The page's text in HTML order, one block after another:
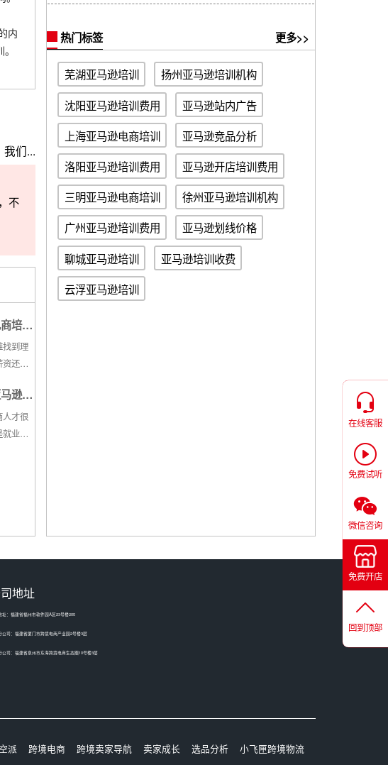
内
们...
不
培训
找到理
还不
择，要
议大家
系统
逊开
才很
业环
热门标签 更多>>
芜湖亚马逊培训
扬州亚马逊培训机构
沈阳亚马逊培训费用
​亚马逊站内广告
上海亚马逊电商培训
亚马逊竞品分析
洛阳亚马逊培训费用
亚马逊开店培训费用
三明亚马逊电商培训
徐州亚马逊培训机构
广州亚马逊培训费用
亚马逊划线价格
聊城亚马逊培训
亚马逊培训收费
云浮亚马逊培训
地址
址：福建省福州市软件园A区23号楼205
公司：福建省厦门市跨境电商产业园2号楼3层
公司：福建省泉州市东海跨境电商生态圈10号楼3层
派 跨境电商 跨境卖家导航 卖家成长 选品分析
小飞匣跨境物流
在线客服
免费试听
微信咨询
免费开店
回到顶部